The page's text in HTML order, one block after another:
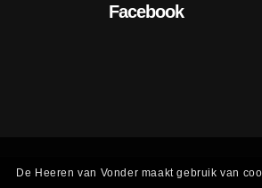
Facebook
De Heeren van Vonder maakt gebruik van